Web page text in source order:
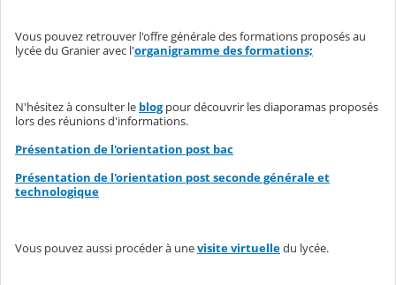
Vous pouvez retrouver l'offre générale des formations proposés au
lycée du Granier avec l'organigramme des formations;
N'hésitez à consulter le blog pour découvrir les diaporamas proposés
lors des réunions d'informations.
Présentation de l'orientation post bac
Présentation de l'orientation post seconde générale et
technologique
Vous pouvez aussi procéder à unevisite virtuelledu lycée.